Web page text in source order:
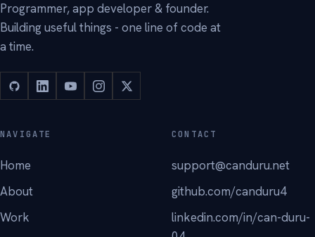
Programmer, app developer & founder.
Building useful things - one line of code at
a time.
NAVIGATE
Home
About
Work
CONTACT
support@canduru.net
github.com/canduru4
linkedin.com/in/can-duru-